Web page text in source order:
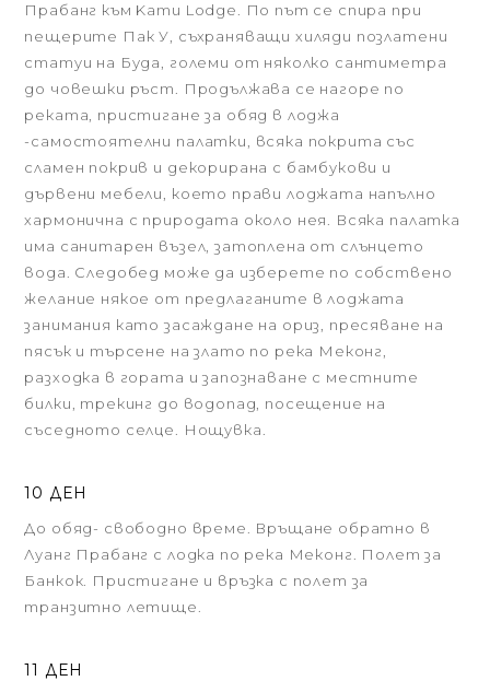
Прабанг към Kamu Lodge. По път се спира при
пещерите Пак У, съхраняващи хиляди позлатени
статуи на Буда, големи от няколко сантиметра
до човешки ръст. Продължава се нагоре по
реката, пристигане за обяд в лоджа
-самостоятелни палатки, всяка покрита със
сламен покрив и декорирана с бамбукови и
дървени мебели, което прави лоджата напълно
хармонична с природата около нея. Всяка палатка
има санитарен възел, затоплена от слънцето
вода. Следобед може да изберете по собствено
желание някое от предлаганите в лоджата
занимания като засаждане на ориз, пресяване на
пясък и търсене на злато по река Меконг,
разходка в гората и запознаване с местните
билки, трекинг до водопад, посещение на
съседното селце. Нощувка.
10 ДЕН
До обяд- свободно време. Връщане обратно в
Луанг Прабанг с лодка по река Меконг. Полет за
Банкок. Пристигане и връзка с полет за
транзитно летище.
11 ДЕН